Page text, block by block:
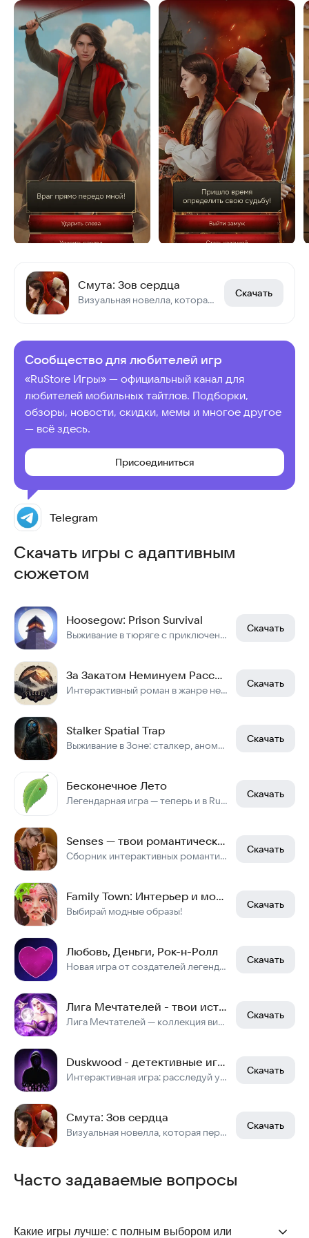
Смута: Зов сердца
Визуальная новелла, которая перенесет вас в эпоху Смутного времени.
Скачать
Сообщество для любителей игр
«RuStore Игры» — официальный канал для
любителей мобильных тайтлов. Подборки,
обзоры, новости, скидки, мемы и многое другое
— всё здесь.
Присоединиться
Telegram
Скачать игры с адаптивным
сюжетом
Hoosegow: Prison Survival
Выживание в тюряге с приключениями и чёрным юмором. Свыше 15 млн. игроков.
Скачать
За Закатом Неминуем Рассвет
Интерактивный роман в жанре нео-вестерна, вдохновлённый классическими RPG играми
Скачать
Stalker Spatial Trap
Выживание в Зоне: сталкер, аномалии, артефакты и борьба за жизнь.
Скачать
Бесконечное Лето
Легендарная игра — теперь и в RuStore!
Скачать
Senses — твои романтические истории
Сборник интерактивных романтических историй, сюжетом которых управляете вы!
Скачать
Family Town: Интерьер и мода
Выбирай модные образы!
Скачать
Любовь, Деньги, Рок-н-Ролл
Новая игра от создателей легендарной новеллы «Бесконечное Лето»!
Скачать
Лига Мечтателей - твои истории
Лига Мечтателей — коллекция визуальных новелл, в которой вы сами делаете выбор!
Скачать
Duskwood - детективные игры
Интерактивная игра: расследуй убийство и найди преступника
Скачать
Смута: Зов сердца
Визуальная новелла, которая перенесет вас в эпоху Смутного времени.
Скачать
Часто задаваемые вопросы
Какие игры лучше: с полным выбором или